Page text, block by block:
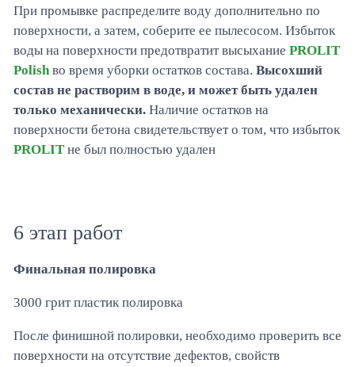
При промывке распределите воду дополнительно по
поверхности, а затем, соберите ее пылесосом. Избыток
воды на поверхности предотвратит высыхание PROLIT
Polish во время уборки остатков состава. Высохший
состав не растворим в воде, и может быть удален
только механически. Наличие остатков на
поверхности бетона свидетельствует о том, что избыток
PROLIT не был полностью удален
6 этап работ
Финальная полировка
3000 грит пластик полировка
После финишной полировки, необходимо проверить все
поверхности на отсутствие дефектов, свойств